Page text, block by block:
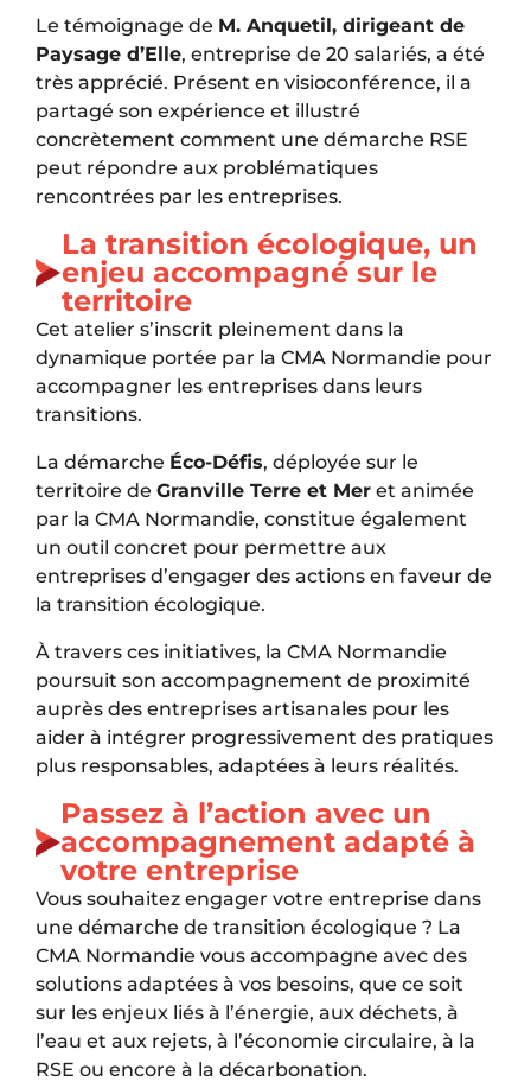
Le témoignage de M. Anquetil, dirigeant de
Paysage d’Elle, entreprise de 20 salariés, a été
très apprécié. Présent en visioconférence, il a
partagé son expérience et illustré
concrètement comment une démarche RSE
peut répondre aux problématiques
rencontrées par les entreprises.
La transition écologique, un
enjeu accompagné sur le
territoire
Cet atelier s’inscrit pleinement dans la
dynamique portée par la CMA Normandie pour
accompagner les entreprises dans leurs
transitions.
La démarche Éco-Défis, déployée sur le
territoire de Granville Terre et Mer et animée
par la CMA Normandie, constitue également
un outil concret pour permettre aux
entreprises d’engager des actions en faveur de
la transition écologique.
À travers ces initiatives, la CMA Normandie
poursuit son accompagnement de proximité
auprès des entreprises artisanales pour les
aider à intégrer progressivement des pratiques
plus responsables, adaptées à leurs réalités.
Passez à l’action avec un
accompagnement adapté à
votre entreprise
Vous souhaitez engager votre entreprise dans
une démarche de transition écologique ? La
CMA Normandie vous accompagne avec des
solutions adaptées à vos besoins, que ce soit
sur les enjeux liés à l’énergie, aux déchets, à
l’eau et aux rejets, à l’économie circulaire, à la
RSE ou encore à la décarbonation.